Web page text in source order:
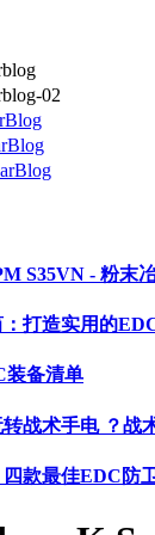
02
S35VN - 粉末
打造实用的
装备清单
战术手电 ？战
款最佳EDC防